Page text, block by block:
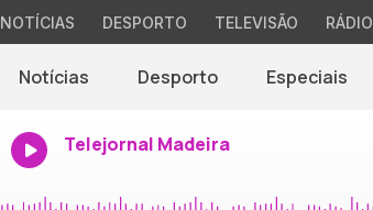
NOTÍCIAS DESPORTO TELEVISÃO RÁDIO
Notícias Desporto Especiais
Telejornal Madeira